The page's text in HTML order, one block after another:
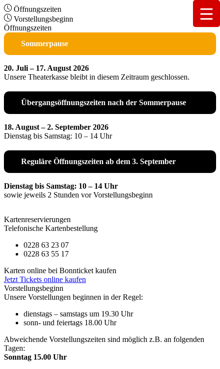
Öffnungszeiten
Vorstellungsbeginn
Öffnungszeiten
Sommerpause
20. Juli – 17. August 2026
Unsere Theaterkasse bleibt in diesem Zeitraum geschlossen.
Übergangsöffnungszeiten nach der Sommerpause
18. August – 2. September 2026
Dienstag bis Samstag: 10 – 14 Uhr
Reguläre Öffnungszeiten ab dem 3. September
Dienstag bis Samstag: 10 – 14 Uhr
sowie jeweils 2 Stunden vor Vorstellungsbeginn
Kartenreservierungen
Telefonische Kartenbestellung
0228 63 23 07
0228 63 55 17
Karten online bei Bonnticket kaufen
Jetzt Tickets online kaufen
Vorstellungsbeginn
Unsere Vorstellungen beginnen in der Regel:
dienstags – samstags um 19.30 Uhr
sonn- und feiertags 18.00 Uhr
Abweichende Vorstellungszeiten sind möglich z.B. an folgenden
Tagen:
Sonntag 15.00 Uhr